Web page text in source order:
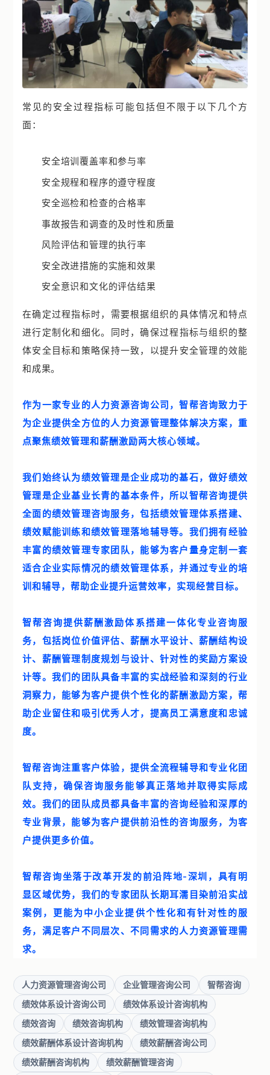
常见的安全过程指标可能包括但不限于以下几个方
面：
安全培训覆盖率和参与率
安全规程和程序的遵守程度
安全巡检和检查的合格率
事故报告和调查的及时性和质量
风险评估和管理的执行率
安全改进措施的实施和效果
安全意识和文化的评估结果
在确定过程指标时，需要根据组织的具体情况和特点
进行定制化和细化。同时，确保过程指标与组织的整
体安全目标和策略保持一致，以提升安全管理的效能
和成果。
作为一家专业的人力资源咨询公司，智帮咨询致力于
为企业提供全方位的人力资源管理整体解决方案，重
点聚焦绩效管理和薪酬激励两大核心领域。
我们始终认为绩效管理是企业成功的基石，做好绩效
管理是企业基业长青的基本条件，所以智帮咨询提供
全面的绩效管理咨询服务，包括绩效管理体系搭建、
绩效赋能训练和绩效管理落地辅导等。我们拥有经验
丰富的绩效管理专家团队，能够为客户量身定制一套
适合企业实际情况的绩效管理体系，并通过专业的培
训和辅导，帮助企业提升运营效率，实现经营目标。
智帮咨询提供薪酬激励体系搭建一体化专业咨询服
务，包括岗位价值评估、薪酬水平设计、薪酬结构设
计、薪酬管理制度规划与设计、针对性的奖励方案设
计等。我们的团队具备丰富的实战经验和深刻的行业
洞察力，能够为客户提供个性化的薪酬激励方案，帮
助企业留住和吸引优秀人才，提高员工满意度和忠诚
度。
智帮咨询注重客户体验，提供全流程辅导和专业化团
队支持，确保咨询服务能够真正落地并取得实际成
效。我们的团队成员都具备丰富的咨询经验和深厚的
专业背景，能够为客户提供前沿性的咨询服务，为客
户提供更多价值。
智帮咨询坐落于改革开发的前沿阵地-深圳，具有明
显区域优势，我们的专家团队长期耳濡目染前沿实战
案例，更能为中小企业提供个性化和有针对性的服
务，满足客户不同层次、不同需求的人力资源管理需
求。
人力资源管理咨询公司 企业管理咨询公司
智帮咨询
绩效体系设计咨询公司
绩效体系设计咨询机构
绩效咨询
绩效咨询机构
绩效管理咨询机构
绩效薪酬体系设计咨询机构
绩效薪酬咨询公司
绩效薪酬咨询机构
绩效薪酬管理咨询